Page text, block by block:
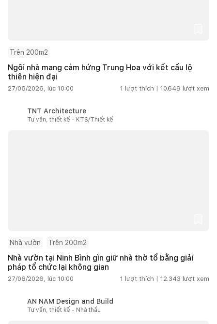
Trên 200m2
Ngôi nhà mang cảm hứng Trung Hoa với kết cấu lộ
thiên hiện đại
27/06/2026, lúc 10:00 1 lượt thích | 10.649 lượt xem
TNT Architecture
Tư vấn, thiết kế - KTS/Thiết kế
Nhà vườn Trên 200m2
Nhà vườn tại Ninh Bình gìn giữ nhà thờ tổ bằng giải
pháp tổ chức lại không gian
27/06/2026, lúc 10:00 1 lượt thích | 12.343 lượt xem
AN NAM Design and Build
Tư vấn, thiết kế - Nhà thầu